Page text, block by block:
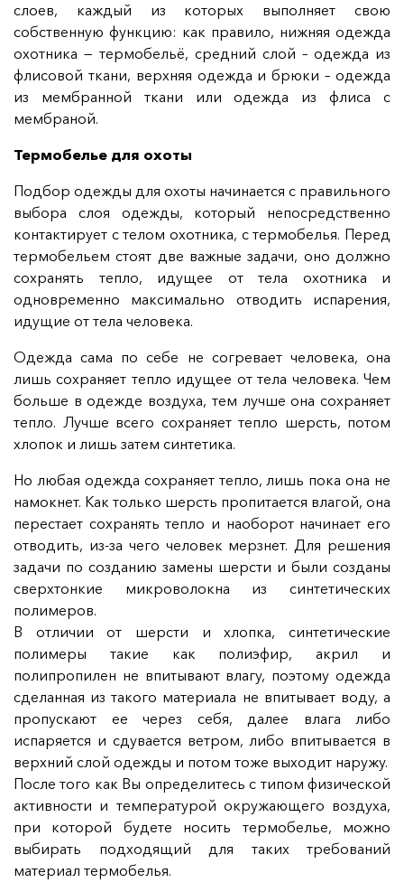
слоев, каждый из которых выполняет свою
собственную функцию: как правило, нижняя одежда
охотника — термобельё, средний слой – одежда из
флисовой ткани, верхняя одежда и брюки – одежда
из мембранной ткани или одежда из флиса с
мембраной.
Термобелье для охоты
Подбор одежды для охоты начинается с правильного
выбора слоя одежды, который непосредственно
контактирует с телом охотника, с термобелья. Перед
термобельем стоят две важные задачи, оно должно
сохранять тепло, идущее от тела охотника и
одновременно максимально отводить испарения,
идущие от тела человека.
Одежда сама по себе не согревает человека, она
лишь сохраняет тепло идущее от тела человека. Чем
больше в одежде воздуха, тем лучше она сохраняет
тепло. Лучше всего сохраняет тепло шерсть, потом
хлопок и лишь затем синтетика.
Но любая одежда сохраняет тепло, лишь пока она не
намокнет. Как только шерсть пропитается влагой, она
перестает сохранять тепло и наоборот начинает его
отводить, из-за чего человек мерзнет. Для решения
задачи по созданию замены шерсти и были созданы
сверхтонкие микроволокна из синтетических
полимеров.
В отличии от шерсти и хлопка, синтетические
полимеры такие как полиэфир, акрил и
полипропилен не впитывают влагу, поэтому одежда
сделанная из такого материала не впитывает воду, а
пропускают ее через себя, далее влага либо
испаряется и сдувается ветром, либо впитывается в
верхний слой одежды и потом тоже выходит наружу.
После того как Вы определитесь с типом физической
активности и температурой окружающего воздуха,
при которой будете носить термобелье, можно
выбирать подходящий для таких требований
материал термобелья.